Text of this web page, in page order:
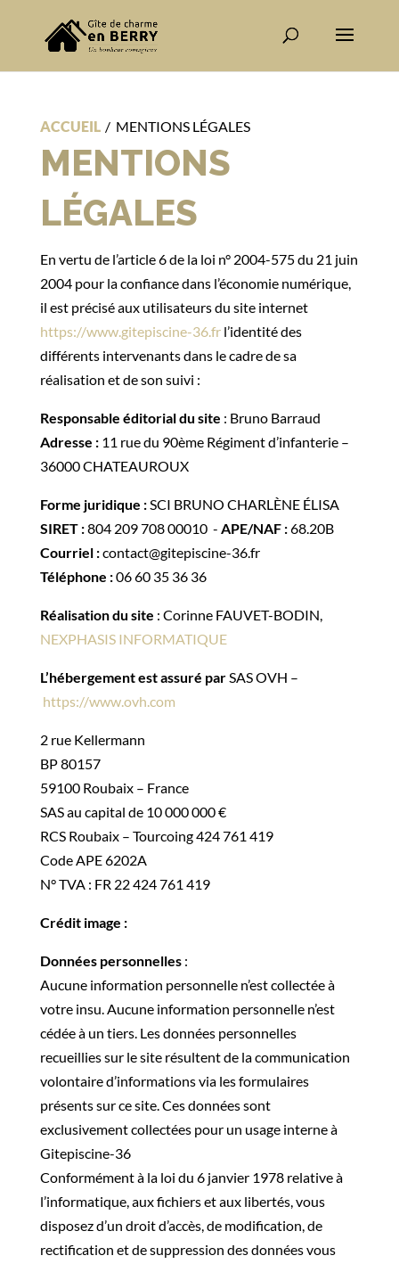
ACCUEIL / MENTIONS LÉGALES
MENTIONS
LÉGALES
En vertu de l’article 6 de la loi n° 2004-575 du 21 juin
2004 pour la confiance dans l’économie numérique,
il est précisé aux utilisateurs du site internet
https://www.gitepiscine-36.frl’identité des
différents intervenants dans le cadre de sa
réalisation et de son suivi :
Responsable éditorial du site : Bruno Barraud
Adresse : 11 rue du 90ème Régiment d’infanterie –
36000 CHATEAUROUX
Forme juridique :SCI BRUNO CHARLÈNE ÉLISA
SIRET :804 209 708 00010 - APE/NAF :68.20B
Courriel :contact@gitepiscine-36.fr
Téléphone :06 60 35 36 36
Réalisation du site : Corinne FAUVET-BODIN,
NEXPHASIS INFORMATIQUE
L’hébergement est assuré parSAS OVH –
https://www.ovh.com
2 rue Kellermann
BP 80157
59100 Roubaix – France
SAS au capital de 10 000 000 €
RCS Roubaix – Tourcoing 424 761 419
Code APE 6202A
N° TVA : FR 22 424 761 419
Crédit image :
Données personnelles:
Aucune information personnelle n’est collectée à
votre insu. Aucune information personnelle n’est
cédée à un tiers. Les données personnelles
recueillies sur le site résultent de la communication
volontaire d’informations via les formulaires
présents sur ce site. Ces données sont
exclusivement collectées pour un usage interne à
Gitepiscine-36
Conformément à la loi du 6 janvier 1978 relative à
l’informatique, aux fichiers et aux libertés, vous
disposez d’un droit d’accès, de modification, de
rectification et de suppression des données vous